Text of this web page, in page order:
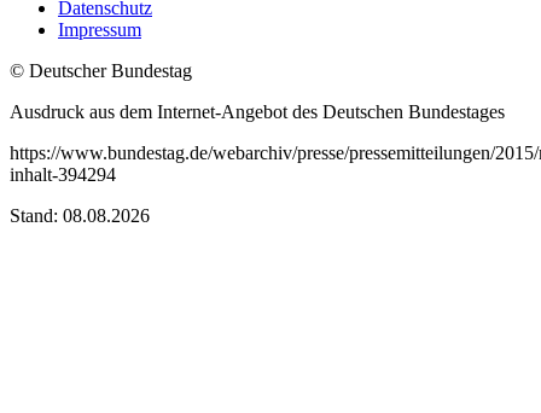
Datenschutz
Impressum
© Deutscher Bundestag
Ausdruck aus dem Internet-Angebot des Deutschen Bundestages
https://www.bundestag.de/webarchiv/presse/pressemitteilungen/
inhalt-394294
Stand: 08.08.2026